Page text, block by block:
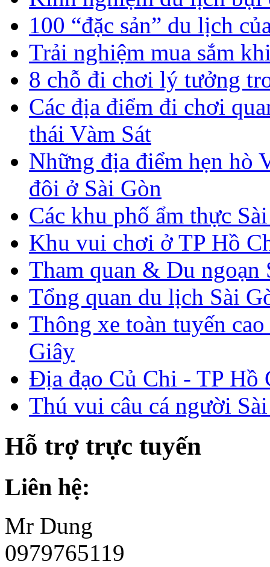
100 “đặc sản” du lịch
Trải nghiệm mua sắm
8 chỗ đi chơi lý tưởng
Các địa điểm đi chơi
thái Vàm Sát
Những địa điểm hẹn hò
đôi ở Sài Gòn
Các khu phố ẩm thực
Khu vui chơi ở TP Hồ
Tham quan & Du ngoạn
Tổng quan du lịch Sài
Thông xe toàn tuyến
Giây
Địa đạo Củ Chi - TP Hồ
Thú vui câu cá người
Hỗ trợ trực tuyến
Liên hệ:
Mr Dung
0979765119